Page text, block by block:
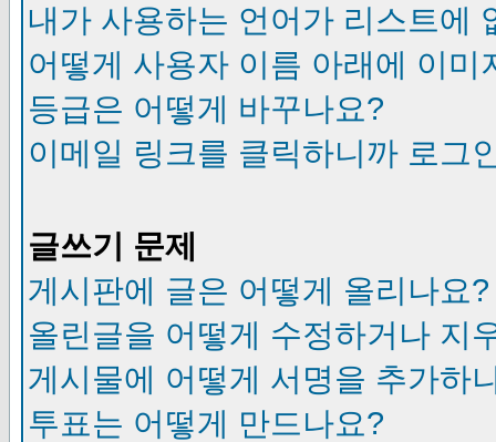
내가 사용하는 언어가 리스트에
어떻게 사용자 이름 아래에 이미
등급은 어떻게 바꾸나요?
이메일 링크를 클릭하니까 로그
글쓰기 문제
게시판에 글은 어떻게 올리나요?
올린글을 어떻게 수정하거나 지
게시물에 어떻게 서명을 추가하
투표는 어떻게 만드나요?